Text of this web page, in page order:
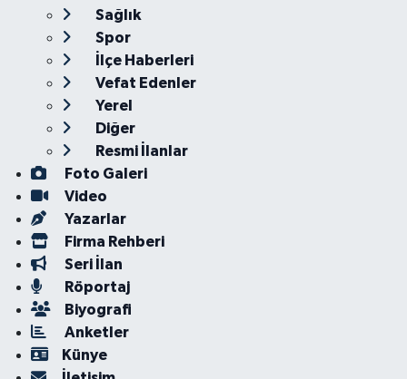
Sağlık
Spor
İlçe Haberleri
Vefat Edenler
Yerel
Diğer
Resmi İlanlar
Foto Galeri
Video
Yazarlar
Firma Rehberi
Seri İlan
Röportaj
Biyografi
Anketler
Künye